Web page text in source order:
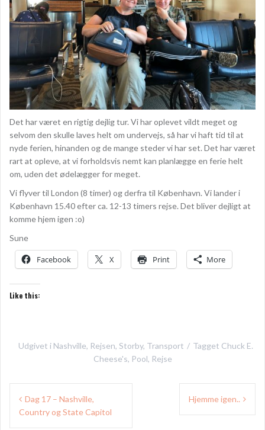
Det har været en rigtig dejlig tur. Vi har oplevet vildt meget og
selvom den skulle laves helt om undervejs, så har vi haft tid til at
nyde ferien, hinanden og de mange steder vi har set. Det har været
rart at opleve, at vi forholdsvis nemt kan planlægge en ferie helt
om, uden det ødelægger for meget.
Vi flyver til London (8 timer) og derfra til København. Vi lander i
København 15.40 efter ca. 12-13 timers rejse. Det bliver dejligt at
komme hjem igen :o)
Sune
Facebook X Print More
Like this:
Udgivet i Nashville, Rejsen, Storby, Transport Tagget Chuck E.
Cheese's, Pool, Rejse
Indlægsnavigation
Dag 17 – Nashville,
Country og State Capitol
Hjemme igen..